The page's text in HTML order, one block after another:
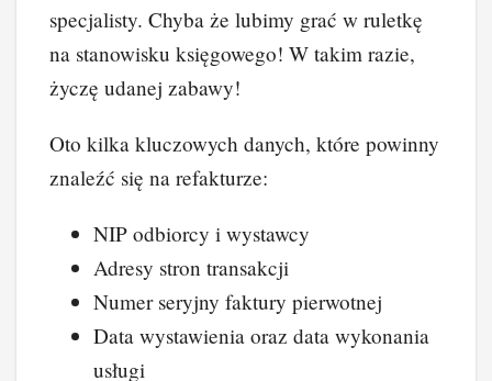
specjalisty. Chyba że lubimy grać w ruletkę
na stanowisku księgowego! W takim razie,
życzę udanej zabawy!
Oto kilka kluczowych danych, które powinny
znaleźć się na refakturze:
NIP odbiorcy i wystawcy
Adresy stron transakcji
Numer seryjny faktury pierwotnej
Data wystawienia oraz data wykonania
usługi